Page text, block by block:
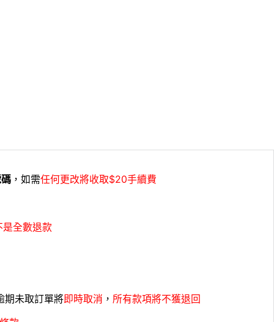
，如需任何更改將收取$20手續費
是全數退款
期未取訂單將即時取消 ， 所有款項將不獲退回